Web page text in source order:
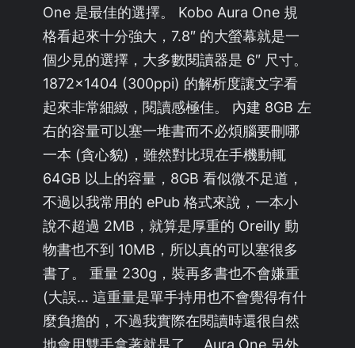
One 是最佳的選擇。 Kobo Aura One 規
格看起來十分強大，7.8″ 的大螢幕就是一
個少見的選擇，大多數閱讀器是 6″ 尺寸。
1872×1404 (300ppi) 的解析度讓文字看
起來非常細緻，閱讀感極佳。 內建 8GB 左
右的容量可以塞一堆書而不必煩腦要刪哪
一本 (貪心貌)，雖然對比現在手機動輒
64GB 以上的容量，8GB 看似微不足道，
不過以我常用的 ePub 格式來說，一本小
說不超過 2MB，就算是厚重的 Oreilly 動
物書也不到 10MB，所以真的可以塞很多
書了。 重量 230g，裝再多書也不會嫌重
(大誤… 這重量是單手持用也不會覺得有什
麼負擔的，不過我實際在閱讀時還很自然
地會用雙手拿著就是了。 Aura One 另外